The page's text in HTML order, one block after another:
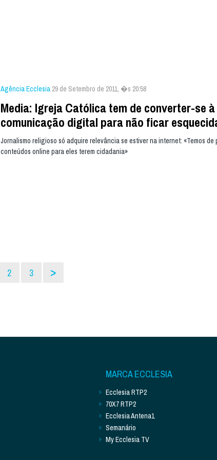
Agência Ecclesia 29 de Setembro de 2011, �s 20:58
Media: Igreja Católica tem de converter-se à
comunicação digital para não ficar
Jornalismo religioso só adquire relevância se estiver na internet: «Temos de
conteúdos online para eles terem cidadania»
2 3 >
MARCA ECCLESIA
Ecclesia RTP2
70X7 RTP2
Ecclesia Antena1
Semanário
My Ecclesia TV